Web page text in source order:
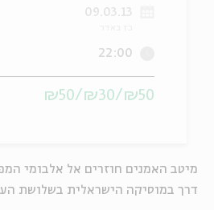
מיטב האמנים חוזרים אל אלבומי
דרך במוסיקה הישראלית בשלושת
09.03.13
22:00
₪50/₪30/₪50